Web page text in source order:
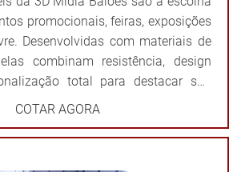
promocionais, feiras, exposições
Desenvolvidas com materiais de
combinam resistência, design
total para destacar sua
tenda é projetada
com cores vibrantes e áreas
COTAR AGORA